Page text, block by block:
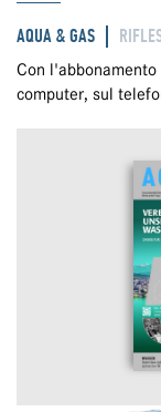
AQUA & GAS
Con l'abbonamento
computer, sul